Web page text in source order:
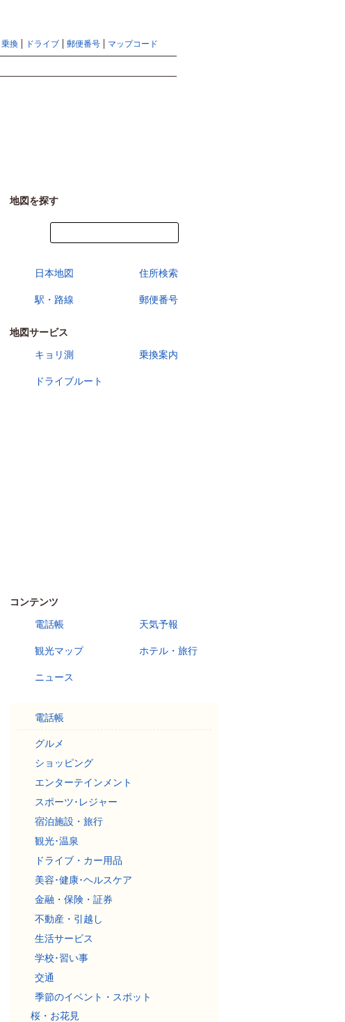
乗換 ドライブ 郵便番号 マップコード
地図を探す
日本地図 住所検索
駅・路線 郵便番号
地図サービス
キョリ測
乗換案内
ドライブルート
コンテンツ
電話帳
天気予報
観光マップ ホテル・旅行
ニュース
電話帳
グルメ
ショッピング
エンターテインメント
スポーツ･レジャー
宿泊施設・旅行
観光･温泉
ドライブ・カー用品
美容･健康･ヘルスケア
金融・保険・証券
不動産・引越し
生活サービス
学校･習い事
交通
季節のイベント・スポット
桜・お花見